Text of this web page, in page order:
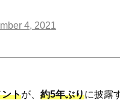
4, 2021
トが、 約5年ぶりに披露